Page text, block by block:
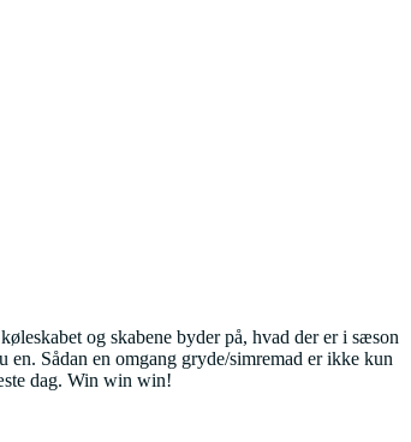
og skabene byder på, hvad der er i sæson
Sådan en omgang gryde/simremad er ikke kun
dag. Win win win!